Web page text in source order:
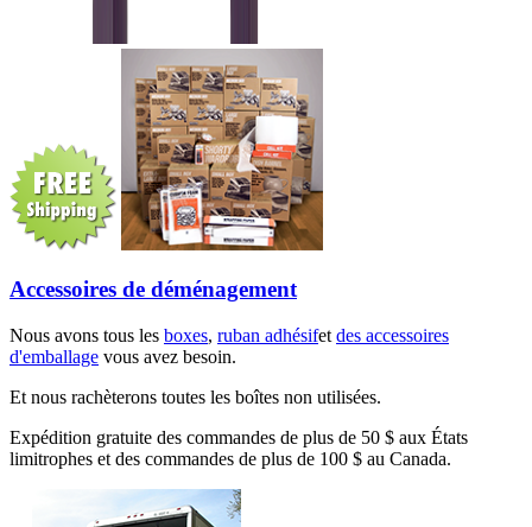
Accessoires de déménagement
Nous avons tous les boxes, ruban adhésifet des accessoires
d'emballage vous avez besoin.
Et nous rachèterons toutes les boîtes non utilisées.
Expédition gratuite des commandes de plus de 50 $ aux États
limitrophes et des commandes de plus de 100 $ au Canada.